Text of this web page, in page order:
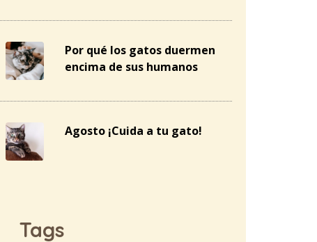
Por qué los gatos duermen
encima de sus humanos
Agosto ¡Cuida a tu gato!
Tags